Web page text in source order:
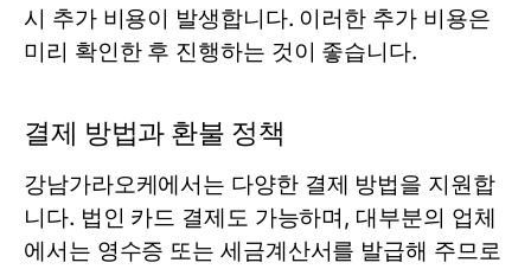
시 추가 비용이 발생합니다. 이러한 추가 비용은
미리 확인한 후 진행하는 것이 좋습니다.
결제 방법과 환불 정책
강남가라오케에서는 다양한 결제 방법을 지원합
니다. 법인 카드 결제도 가능하며, 대부분의 업체
에서는 영수증 또는 세금계산서를 발급해 주므로